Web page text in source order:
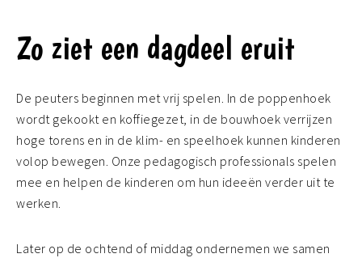
Zo ziet een dagdeel eruit
De peuters beginnen met vrij spelen. In de poppenhoek
wordt gekookt en koffiegezet, in de bouwhoek verrijzen
hoge torens en in de klim- en speelhoek kunnen kinderen
volop bewegen. Onze pedagogisch professionals spelen
mee en helpen de kinderen om hun ideeën verder uit te
werken.
Later op de ochtend of middag ondernemen we samen